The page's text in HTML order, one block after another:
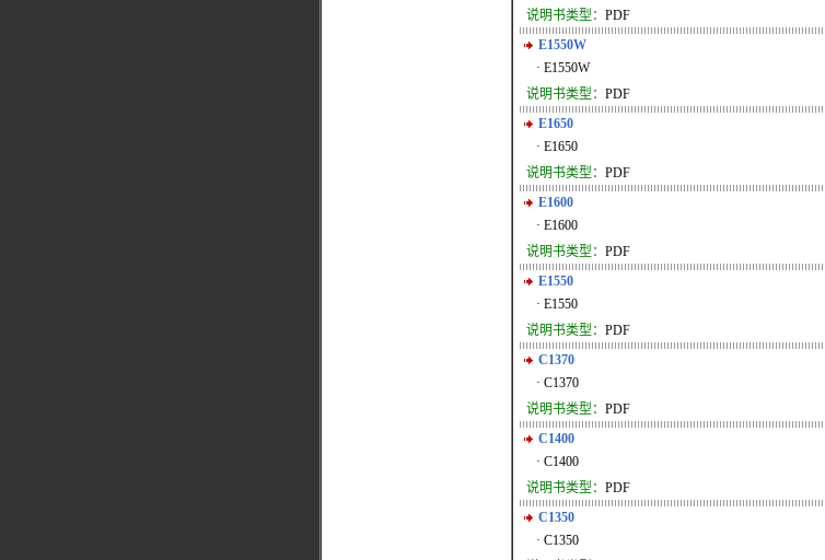
说明书类型： PDF
E1550W
· E1550W
说明书类型： PDF
E1650
· E1650
说明书类型： PDF
E1600
· E1600
说明书类型： PDF
E1550
· E1550
说明书类型： PDF
C1370
· C1370
说明书类型： PDF
C1400
· C1400
说明书类型： PDF
C1350
· C1350